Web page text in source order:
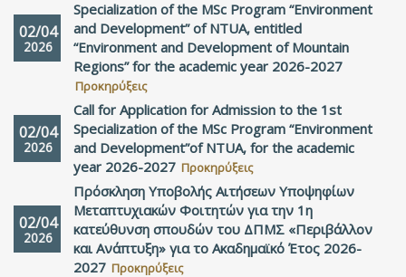
02/04
2026
Specialization of the MSc Program “Environment
and Development” of NTUA, entitled
“Environment and Development of Mountain
Regions” for the academic year 2026-2027
Προκηρύξεις
02/04
2026
Call for Application for Admission to the 1st
Specialization of the MSc Program “Environment
and Development”of NTUA, for the academic
year 2026-2027 Προκηρύξεις
02/04
2026
Πρόσκληση Υποβολής Αιτήσεων Υποψηφίων
Μεταπτυχιακών Φοιτητών για την 1η
κατεύθυνση σπουδών του ΔΠΜΣ «Περιβάλλον
και Ανάπτυξη» για το Ακαδημαϊκό Έτος 2026-
2027 Προκηρύξεις